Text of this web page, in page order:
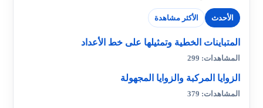
الأحدث الأكثر مشاهدة
المتباينات الخطية وتمثيلها على خط الأعداد
المشاهدات: 299
الزوايا المركبة والزوايا المجهولة
المشاهدات: 379